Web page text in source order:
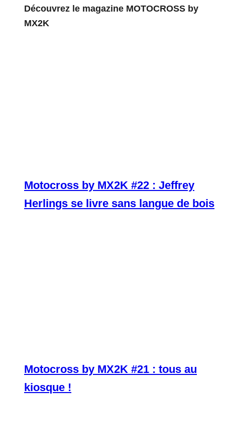
Découvrez le magazine MOTOCROSS by
MX2K
Motocross by MX2K #22 : Jeffrey
Herlings se livre sans langue de bois
Motocross by MX2K #21 : tous au
kiosque !